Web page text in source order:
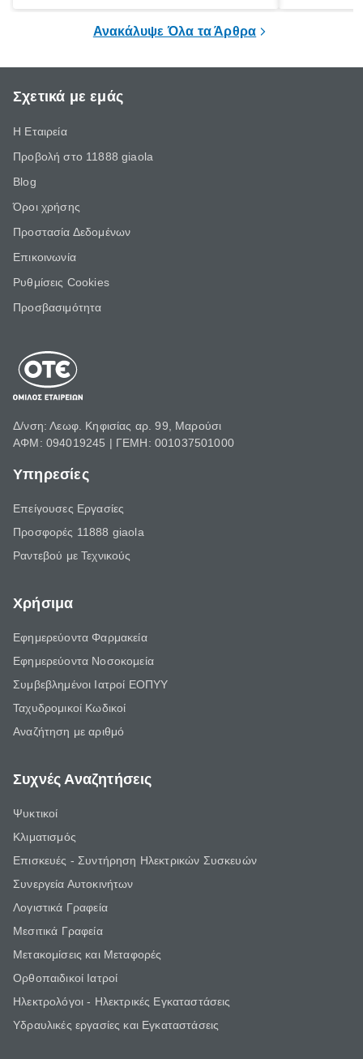
Ανακάλυψε Όλα τα Άρθρα
Σχετικά με εμάς
Η Εταιρεία
Προβολή στο 11888 giaola
Blog
Όροι χρήσης
Προστασία Δεδομένων
Επικοινωνία
Ρυθμίσεις Cookies
Προσβασιμότητα
Δ/νση: Λεωφ. Κηφισίας αρ. 99, Μαρούσι
ΑΦΜ: 094019245 | ΓΕΜΗ: 001037501000
Υπηρεσίες
Επείγουσες Εργασίες
Προσφορές 11888 giaola
Ραντεβού με Τεχνικούς
Χρήσιμα
Εφημερεύοντα Φαρμακεία
Εφημερεύοντα Νοσοκομεία
Συμβεβλημένοι Ιατροί ΕΟΠΥΥ
Ταχυδρομικοί Κωδικοί
Αναζήτηση με αριθμό
Συχνές Αναζητήσεις
Ψυκτικοί
Κλιματισμός
Επισκευές - Συντήρηση Ηλεκτρικών Συσκευών
Συνεργεία Αυτοκινήτων
Λογιστικά Γραφεία
Μεσιτικά Γραφεία
Μετακομίσεις και Μεταφορές
Ορθοπαιδικοί Ιατροί
Ηλεκτρολόγοι - Ηλεκτρικές Εγκαταστάσεις
Υδραυλικές εργασίες και Εγκαταστάσεις